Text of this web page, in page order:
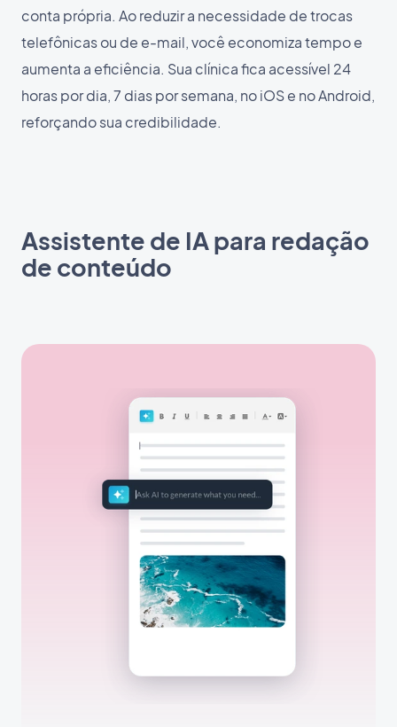
conta própria. Ao reduzir a necessidade de trocas
telefônicas ou de e-mail, você economiza tempo e
aumenta a eficiência. Sua clínica fica acessível 24
horas por dia, 7 dias por semana, no iOS e no Android,
reforçando sua credibilidade.
Assistente de IA para redação
de conteúdo